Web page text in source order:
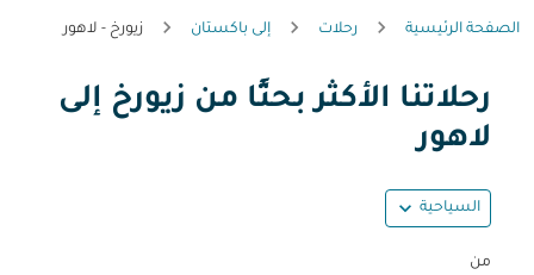
الصفحة الرئيسية رحلات إلى باكستان زيورخ - لاهور
رحلاتنا الأكثر بحثًا من زيورخ إلى
لاهور
السياحية expand_more
من
حاول تحديث الرحلة (مغادرة و/أو وجهة) أو التفاعل مع